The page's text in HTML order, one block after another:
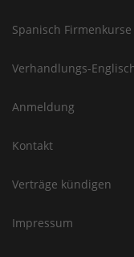
Spanisch Firmenkurse
Verhandlungs-
Anmeldung
Kontakt
Verträge kündigen
Impressum